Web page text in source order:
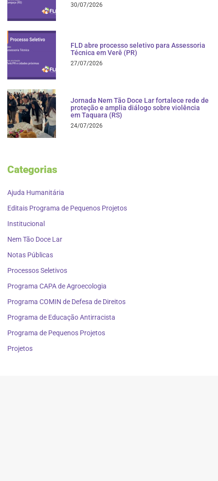
30/07/2026
FLD abre processo seletivo para Assessoria
Técnica em Verê (PR)
27/07/2026
Jornada Nem Tão Doce Lar fortalece rede de
proteção e amplia diálogo sobre violência
em Taquara (RS)
24/07/2026
Categorias
Ajuda Humanitária
Editais Programa de Pequenos Projetos
Institucional
Nem Tão Doce Lar
Notas Públicas
Processos Seletivos
Programa CAPA de Agroecologia
Programa COMIN de Defesa de Direitos
Programa de Educação Antirracista
Programa de Pequenos Projetos
Projetos